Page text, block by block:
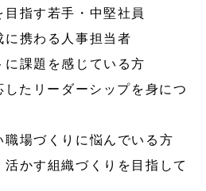
目指す若手・中堅社員
に携わる人事担当者
に課題を感じている方
したリーダーシップを身につ
職場づくりに悩んでいる方
活かす組織づくりを目指して